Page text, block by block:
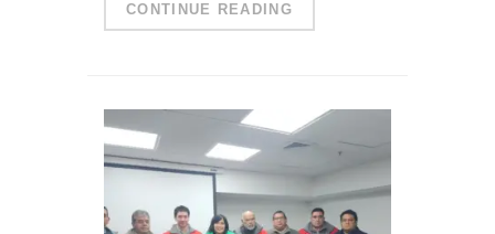
CONTINUE READING